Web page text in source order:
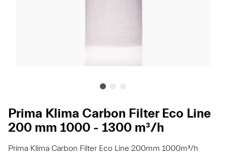
Prima Klima Carbon Filter Eco Line
200 mm 1000 - 1300 m³/h
Prima Klima Carbon Filter Eco Line 200mm 1000m³/h